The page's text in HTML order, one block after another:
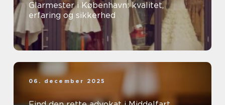
Glarmester i København: kvalitet,
erfaring og sikkerhed
06. december 2025